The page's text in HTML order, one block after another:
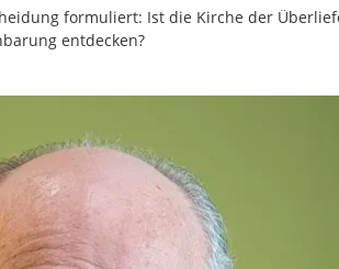
formuliert: Ist die Kirche der
entdecken?